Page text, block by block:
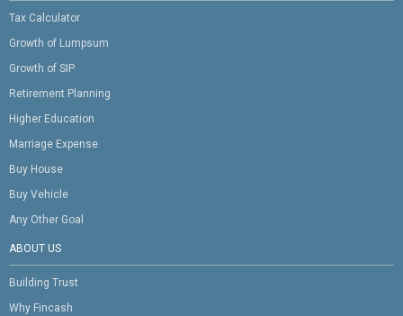
Tax Calculator
Growth of Lumpsum
Growth of SIP
Retirement Planning
Higher Education
Marriage Expense
Buy House
Buy Vehicle
Any Other Goal
ABOUT US
Building Trust
Why Fincash